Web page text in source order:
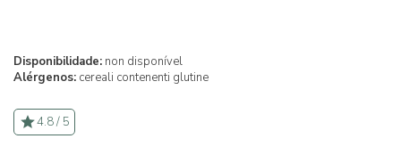
Disponibilidade: non disponível
Alérgenos: cereali contenenti glutine
4.8 / 5